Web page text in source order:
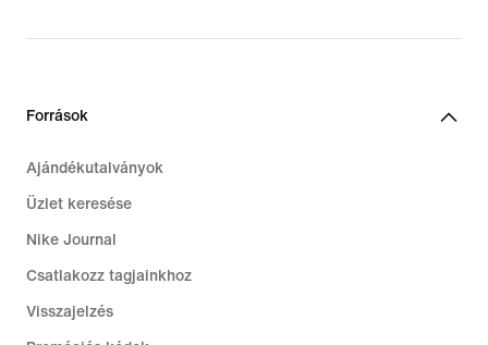
Források
Ajándékutalványok
Üzlet keresése
Nike Journal
Csatlakozz tagjainkhoz
Visszajelzés